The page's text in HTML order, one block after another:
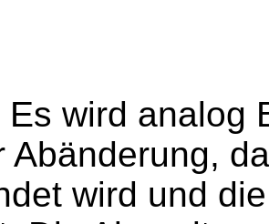
Es wird analog
Abänderung,
wird und